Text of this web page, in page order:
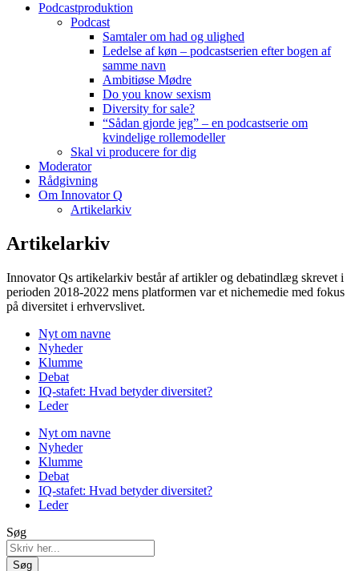
Podcastproduktion
Podcast
Samtaler om had og ulighed
Ledelse af køn – podcastserien efter bogen af
samme navn
Ambitiøse Mødre
Do you know sexism
Diversity for sale?
“Sådan gjorde jeg” – en podcastserie om
kvindelige rollemodeller
Skal vi producere for dig
Moderator
Rådgivning
Om Innovator Q
Artikelarkiv
Artikelarkiv
Innovator Qs artikelarkiv består af artikler og debatindlæg skrevet i
perioden 2018-2022 mens platformen var et nichemedie med fokus
på diversitet i erhvervslivet.
Nyt om navne
Nyheder
Klumme
Debat
IQ-stafet: Hvad betyder diversitet?
Leder
Nyt om navne
Nyheder
Klumme
Debat
IQ-stafet: Hvad betyder diversitet?
Leder
Søg
Søg